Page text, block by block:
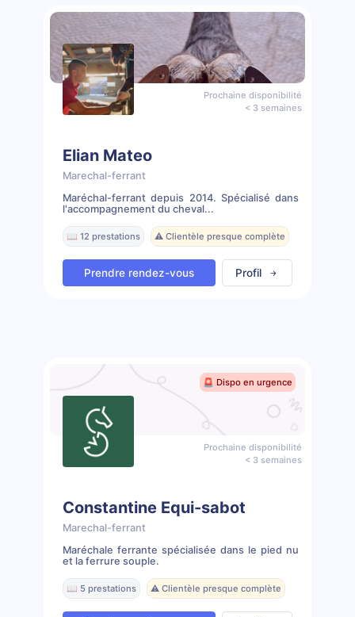
Prochaine disponibilité
< 3 semaines
Elian Mateo
Marechal-ferrant
Maréchal-ferrant depuis 2014. Spécialisé dans
l'accompagnement du cheval...
📖 12 prestations ⚠️ Clientèle presque complète
Prendre rendez-vous Profil
🚨 Dispo en urgence
Prochaine disponibilité
< 3 semaines
Constantine Equi-sabot
Marechal-ferrant
Maréchale ferrante spécialisée dans le pied nu
et la ferrure souple.
📖 5 prestations ⚠️ Clientèle presque complète